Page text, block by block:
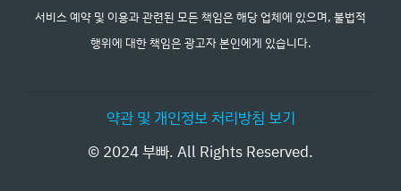
서비스 예약 및 이용과 관련된 모든 책임은 해당 업체에 있으며, 불법적
행위에 대한 책임은 광고자 본인에게 있습니다.
약관 및 개인정보 처리방침 보기
© 2024 부빠. All Rights Reserved.